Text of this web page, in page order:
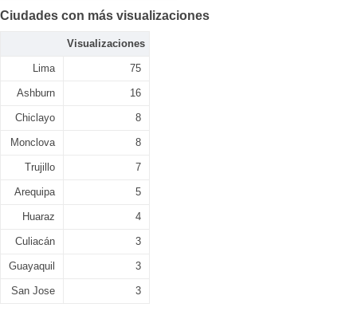
Ciudades con más visualizaciones
Visualizaciones
Lima 75
Ashburn 16
Chiclayo 8
Monclova 8
Trujillo 7
Arequipa 5
Huaraz 4
Culiacán 3
Guayaquil 3
San Jose 3